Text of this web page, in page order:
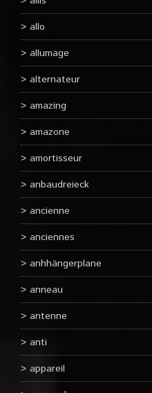
allo
allumage
alternateur
amazing
amazone
amortisseur
anbaudreieck
ancienne
anciennes
anhhängerplane
anneau
antenne
anti
appareil